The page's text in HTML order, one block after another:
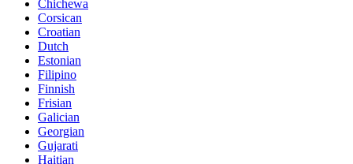
Chichewa
Corsican
Croatian
Dutch
Estonian
Filipino
Finnish
Frisian
Galician
Georgian
Gujarati
Haitian